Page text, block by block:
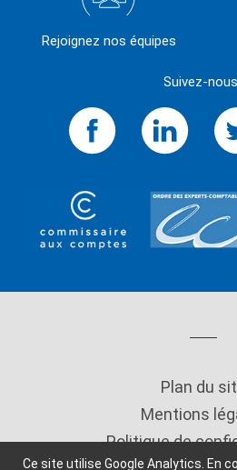
Ce site utilise Google Analytics. En
Suivez-
Rejoignez nos équipes
Plan du
Mentions
Politique de